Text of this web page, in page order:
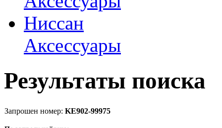
Аксессуары
Результаты поиска
Запрошен номер: KE902-99975